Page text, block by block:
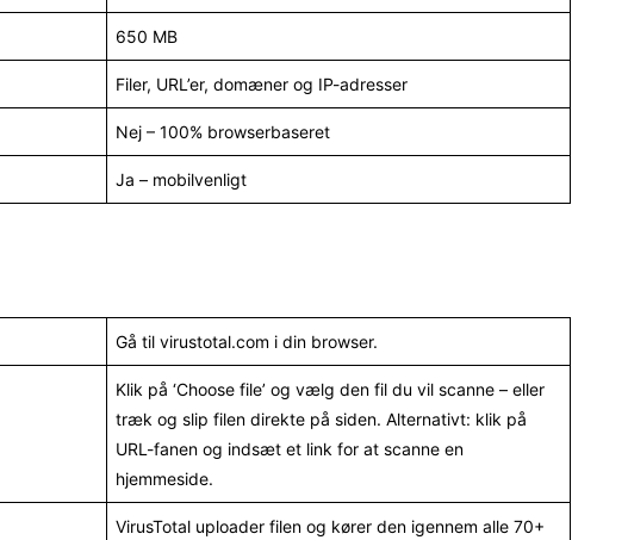
650 MB
Filer, URL’er, domæner og IP-adresser
Nej – 100% browserbaseret
Ja – mobilvenligt
Gå til virustotal.com i din browser.
Klik på ‘Choose file’ og vælg den fil du vil scanne – eller
træk og slip filen direkte på siden. Alternativt: klik på
URL-fanen og indsæt et link for at scanne en
hjemmeside.
VirusTotal uploader filen og kører den igennem alle 70+